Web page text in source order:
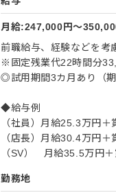
月給:247,000円〜
前職給与、経験などを考
※固定残業代22時間分
◎試用期間3カ月あり（期
◆給与例
（社員）月給25.3万円
（店長）月給30.4万円
（SV） 月給35.5万円
勤務地